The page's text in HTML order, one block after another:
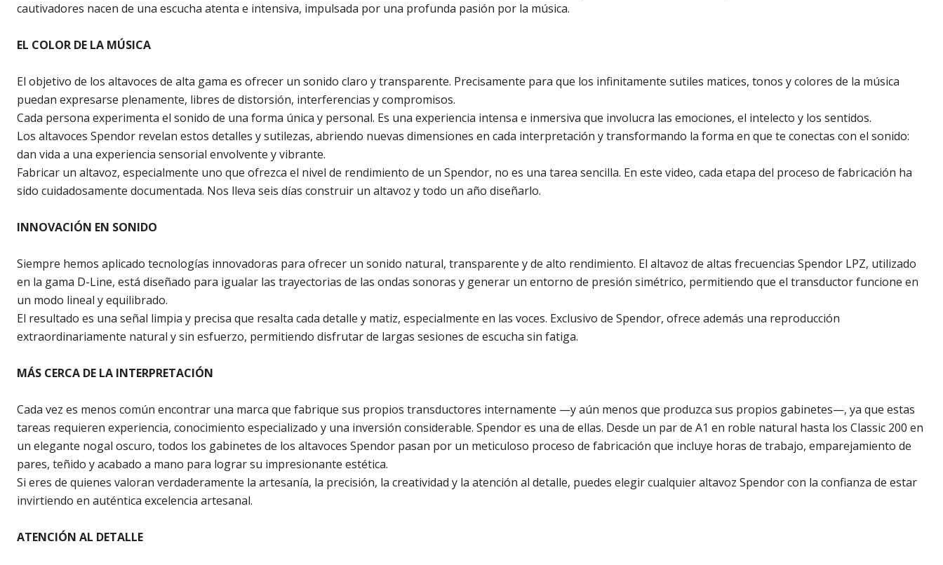
cautivadores nacen de una escucha atenta e intensiva, impulsada por una profunda pasión por la música.
EL COLOR DE LA MÚSICA
El objetivo de los altavoces de alta gama es ofrecer un sonido claro y transparente. Precisamente para que los infinitamente sutiles matices, tonos y colores de la música
puedan expresarse plenamente, libres de distorsión, interferencias y compromisos.
Cada persona experimenta el sonido de una forma única y personal. Es una experiencia intensa e inmersiva que involucra las emociones, el intelecto y los sentidos.
Los altavoces Spendor revelan estos detalles y sutilezas, abriendo nuevas dimensiones en cada interpretación y transformando la forma en que te conectas con el sonido:
dan vida a una experiencia sensorial envolvente y vibrante.
Fabricar un altavoz, especialmente uno que ofrezca el nivel de rendimiento de un Spendor, no es una tarea sencilla. En este video, cada etapa del proceso de fabricación ha
sido cuidadosamente documentada. Nos lleva seis días construir un altavoz y todo un año diseñarlo.
INNOVACIÓN EN SONIDO
Siempre hemos aplicado tecnologías innovadoras para ofrecer un sonido natural, transparente y de alto rendimiento. El altavoz de altas frecuencias Spendor LPZ, utilizado
en la gama D-Line, está diseñado para igualar las trayectorias de las ondas sonoras y generar un entorno de presión simétrico, permitiendo que el transductor funcione en
un modo lineal y equilibrado.
El resultado es una señal limpia y precisa que resalta cada detalle y matiz, especialmente en las voces. Exclusivo de Spendor, ofrece además una reproducción
extraordinariamente natural y sin esfuerzo, permitiendo disfrutar de largas sesiones de escucha sin fatiga.
MÁS CERCA DE LA INTERPRETACIÓN
Cada vez es menos común encontrar una marca que fabrique sus propios transductores internamente —y aún menos que produzca sus propios gabinetes—, ya que estas
tareas requieren experiencia, conocimiento especializado y una inversión considerable. Spendor es una de ellas. Desde un par de A1 en roble natural hasta los Classic 200 en
un elegante nogal oscuro, todos los gabinetes de los altavoces Spendor pasan por un meticuloso proceso de fabricación que incluye horas de trabajo, emparejamiento de
pares, teñido y acabado a mano para lograr su impresionante estética.
Si eres de quienes valoran verdaderamente la artesanía, la precisión, la creatividad y la atención al detalle, puedes elegir cualquier altavoz Spendor con la confianza de estar
invirtiendo en auténtica excelencia artesanal.
ATENCIÓN AL DETALLE